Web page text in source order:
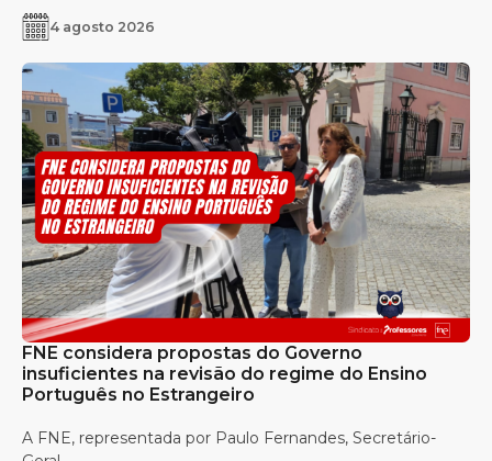
4 agosto 2026
FNE considera propostas do Governo
insuficientes na revisão do regime do Ensino
Português no Estrangeiro
A FNE, representada por Paulo Fernandes, Secretário-